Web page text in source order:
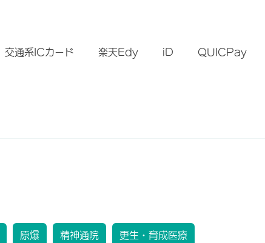
交通系ICカード 楽天Edy iD QUICPay
原爆 精神通院 更生・育成医療